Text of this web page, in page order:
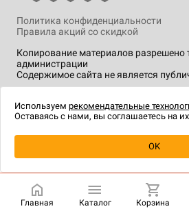
Уведомить о
Копирование материалов разрешено
администрации
Содержимое сайта не является
Политика конфиденциальности
Правила акций со скидкой
технологии.
Главная Каталог Корзина
Используем рекомендательные
Оставаясь с нами, вы соглашаетесь на
OK